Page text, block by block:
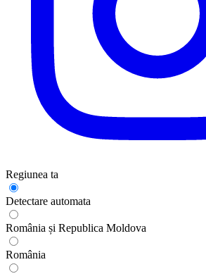
Regiunea ta
Detectare automata
România și Republica Moldova
România